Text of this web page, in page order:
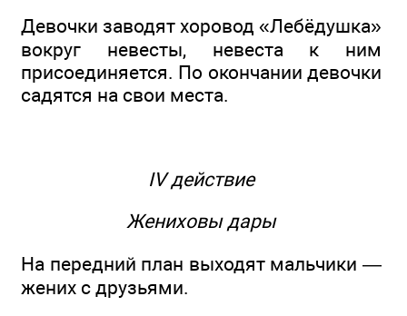
Девочки заводят хоровод «Лебёдушка»
вокруг невесты, невеста к ним
присоединяется. По окончании девочки
садятся на свои места.
IV действие
Жениховы дары
На передний план выходят мальчики —
жених с друзьями.